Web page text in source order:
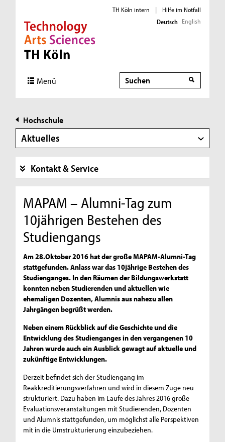
Direkt zur Hauptnavigation
Direkt zur Subnavigation
Direkt zum Inhalt
Direkt zum Fußbereich
TH Köln intern |
Hilfe im Notfall
Deutsch English
Menü Suche
Hochschule
Aktuelles
Kontakt & Service
MAPAM – Alumni-Tag zum
10jährigen Bestehen des
Studiengangs
Am 28.Oktober 2016 hat der große MAPAM-Alumni-Tag
stattgefunden. Anlass war das 10jährige Bestehen des
Studienganges. In den Räumen der Bildungswerkstatt
konnten neben Studierenden und aktuellen wie
ehemaligen Dozenten, Alumnis aus nahezu allen
Jahrgängen begrüßt werden.
Neben einem Rückblick auf die Geschichte und die
Entwicklung des Studienganges in den vergangenen 10
Jahren wurde auch ein Ausblick gewagt auf aktuelle und
zukünftige Entwicklungen.
Derzeit befindet sich der Studiengang im
Reakkreditierungsverfahren und wird in diesem Zuge neu
strukturiert. Dazu haben im Laufe des Jahres 2016 große
Evaluationsveranstaltungen mit Studierenden, Dozenten
und Alumnis stattgefunden, um möglichst alle Perspektiven
mit in die Umstrukturierung einzubeziehen.